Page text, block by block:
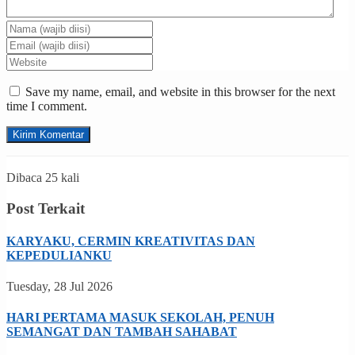
Save my name, email, and website in this browser for the next
time I comment.
Dibaca 25 kali
Post Terkait
KARYAKU, CERMIN KREATIVITAS DAN
KEPEDULIANKU
Tuesday, 28 Jul 2026
HARI PERTAMA MASUK SEKOLAH, PENUH
SEMANGAT DAN TAMBAH SAHABAT